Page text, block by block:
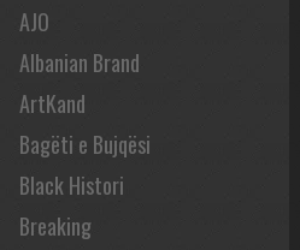
AJO
Albanian Brand
ArtKand
Bagëti e Bujqësi
Black Histori
Breaking